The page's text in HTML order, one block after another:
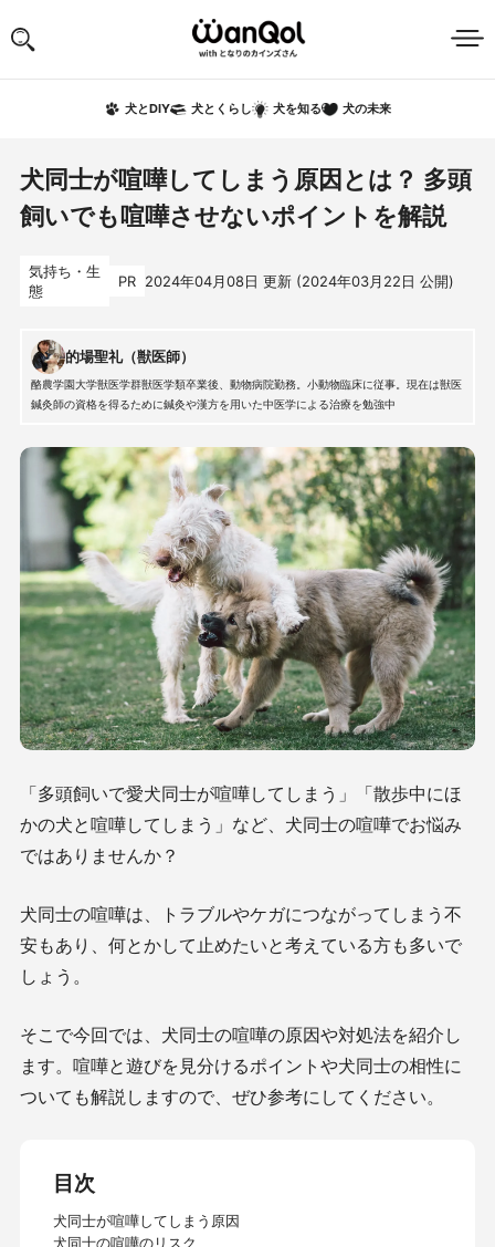
犬とDIY 犬とくらし 犬を知る 犬の未来
犬同士が喧嘩してしまう原因とは？ 多頭
飼いでも喧嘩させないポイントを解説
気持ち・生
態
PR 2024年04月08日 更新 (2024年03月22日 公開)
的場聖礼（獣医師）
酪農学園大学獣医学群獣医学類卒業後、動物病院勤務。小動物臨床に従事。現在は獣医
鍼灸師の資格を得るために鍼灸や漢方を用いた中医学による治療を勉強中
「多頭飼いで愛犬同士が喧嘩してしまう」「散歩中にほ
かの犬と喧嘩してしまう」など、犬同士の喧嘩でお悩み
ではありませんか？
犬同士の喧嘩は、トラブルやケガにつながってしまう不
安もあり、何とかして止めたいと考えている方も多いで
しょう。
そこで今回では、犬同士の喧嘩の原因や対処法を紹介し
ます。喧嘩と遊びを見分けるポイントや犬同士の相性に
ついても解説しますので、ぜひ参考にしてください。
目次
犬同士が喧嘩してしまう原因
犬同士の喧嘩のリスク